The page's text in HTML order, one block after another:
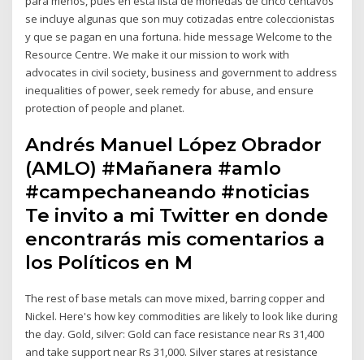
se incluye algunas que son muy cotizadas entre coleccionistas
y que se pagan en una fortuna. hide message Welcome to the
Resource Centre. We make it our mission to work with
advocates in civil society, business and government to address
inequalities of power, seek remedy for abuse, and ensure
protection of people and planet.
Andrés Manuel López Obrador
(AMLO) #Mañanera #amlo
#campechaneando #noticias
Te invito a mi Twitter en donde
encontrarás mis comentarios a
los Políticos en M
The rest of base metals can move mixed, barring copper and
Nickel. Here's how key commodities are likely to look like during
the day. Gold, silver: Gold can face resistance near Rs 31,400
and take support near Rs 31,000. Silver stares at resistance